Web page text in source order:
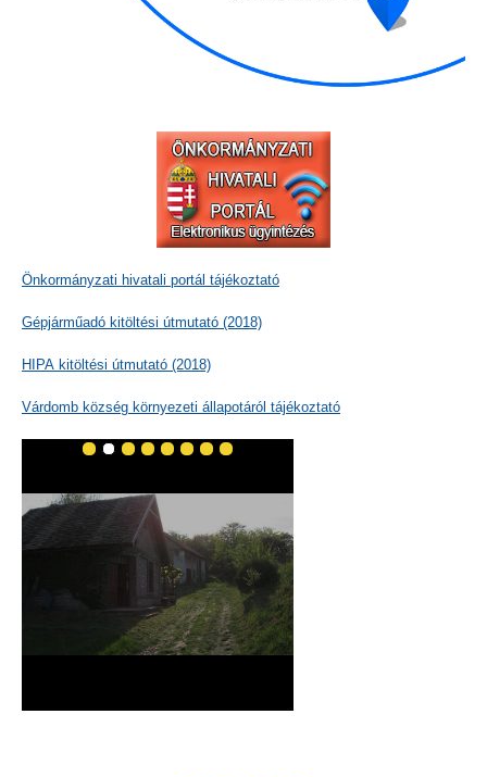
Önkormányzati hivatali portál tájékoztató
Gépjárműadó kitöltési útmutató (2018)
HIPA kitöltési útmutató (2018)
Várdomb község környezeti állapotáról tájékoztató